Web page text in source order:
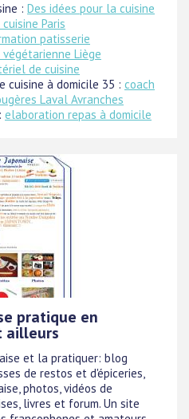
: Des idées pour la cuisine
Paris
patisserie
végétarienne Liège
de cuisine
cuisine à domicile 35 : coach
Laval Avranches
elaboration repas à domicile
pratique en
ailleurs
et la pratiquer: blog
de restos et d'épiceries,
photos, vidéos de
livres et forum. Un site